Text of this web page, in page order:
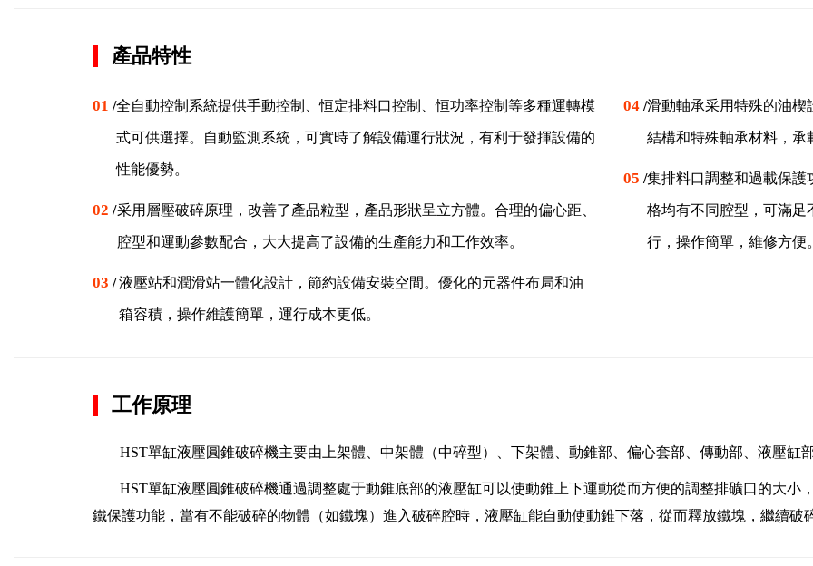
產品特性
01 /全自動控制系統提供手動控制、恒定排料口控制、恒功率控制等多種運轉模
式可供選擇。自動監測系統，可實時了解設備運行狀況，有利于發揮設備的
性能優勢。
02 /采用層壓破碎原理，改善了產品粒型，產品形狀呈立方體。合理的偏心距、
腔型和運動參數配合，大大提高了設備的生產能力和工作效率。
03 /液壓站和潤滑站一體化設計，節約設備安裝空間。優化的元器件布局和油
箱容積，操作維護簡單，運行成本更低。
04 /滑動軸承采用特殊的油楔
結構和特殊軸承材料，承
05 /集排料口調整和過載保護
格均有不同腔型，可滿足
行，操作簡單，維修方便
工作原理
HST單缸液壓圓錐破碎機主要由上架體、中架體（中碎型）、下架體、動錐部、偏心套部、傳動部、液壓缸
HST單缸液壓圓錐破碎機通過調整處于動錐底部的液壓缸可以使動錐上下運動從而方便的調整排礦口的大小
鐵保護功能，當有不能破碎的物體（如鐵塊）進入破碎腔時，液壓缸能自動使動錐下落，從而釋放鐵塊，繼續破